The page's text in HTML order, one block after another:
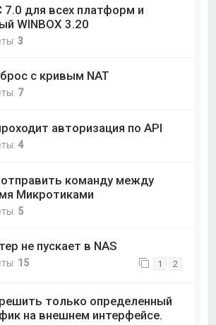
7.0 для всех платформ и
WINBOX 3.20
3
с кривым NAT
7
авторизация по API
4
отправить команду между
Микротиками
5
не пускает в NAS
15 1 2
только определенный
на внешнем интерфейсе.